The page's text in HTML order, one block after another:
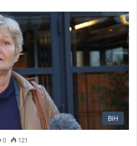
BiH
0 121